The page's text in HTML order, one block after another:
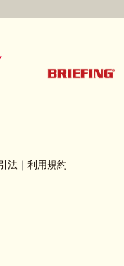
法 利用規約